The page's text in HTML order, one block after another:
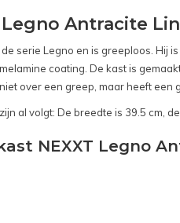
Antracite
de serie Legno en is greeploos.
coating. De kast is
over een greep, maar heeft een
al volgt: De breedte is 39.5 cm,
NEXXT Legno